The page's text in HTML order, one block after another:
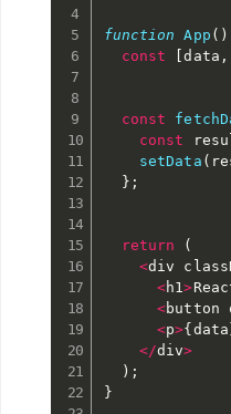
function App ( )
const
[data ,
const
const
setData (
} ;
return
(
<div
<h1>
<button
<p>{data
</div>
) ;
}